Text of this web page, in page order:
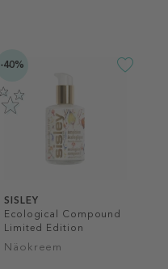
-40%
SISLEY
Ecological Compound
Limited Edition
Näokreem